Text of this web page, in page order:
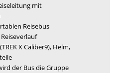
mit
Reisebus
X Caliber9), Helm,
der Bus die Gruppe